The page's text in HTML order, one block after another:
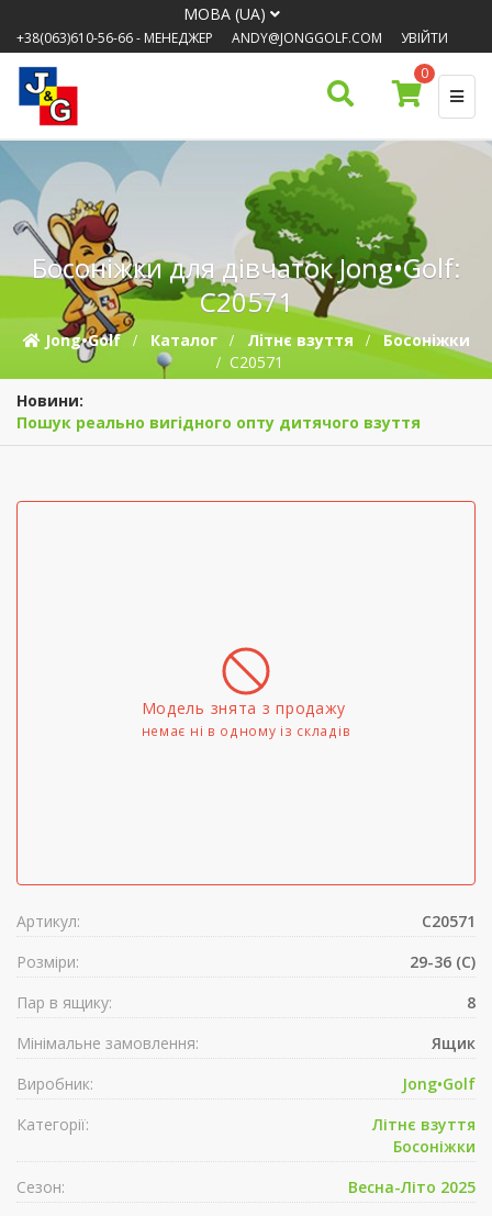
МОВА (UA)
+38(063)610-56-66- МЕНЕДЖЕР ANDY@JONGGOLF.COM
УВІЙТИ
0
Босоніжки для дівчаток Jong•Golf:
C20571
Jong•Golf Каталог Літнє взуття
Босоніжки
C20571
Новини:
Пошук реально вигідного опту дитячого взуття
Модель знята з продажу
немає ні в одному iз складів
Артикул:
C20571
Розміри:
29-36 (C)
Пар в ящику:
8
Мінімальне замовлення:
Ящик
Виробник:
Jong•Golf
Категорії:
Літнє взуття
Босоніжки
Сезон:
Весна-Літо 2025